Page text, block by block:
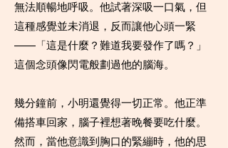
無法順暢地呼吸。他試著深吸一口氣，但
這種感覺並未消退，反而讓他心頭一緊
——「這是什麼？難道我要發作了嗎？」
這個念頭像閃電般劃過他的腦海。
幾分鐘前，小明還覺得一切正常。他正準
備搭車回家，腦子裡想著晚餐要吃什麼。
然而，當他意識到胸口的緊繃時，他的思